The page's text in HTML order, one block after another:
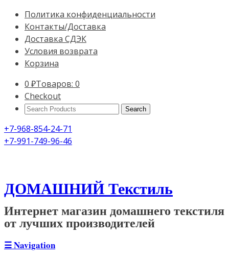
Политика конфиденциальности
Контакты/Доставка
Доставка СДЭК
Условия возврата
Корзина
0 ₽Товаров: 0
Checkout
Search
+7-968-854-24-71
+7-991-749-96-46
ДОМАШНИЙ Текстиль
Интернет магазин домашнего текстиля
от лучших производителей
☰Navigation